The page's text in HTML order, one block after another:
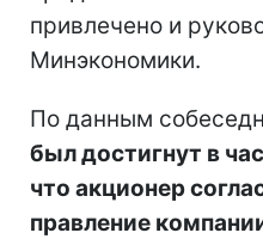
привлечено и
Минэкономики.
По данным
был достигнут в
что акционер
правление